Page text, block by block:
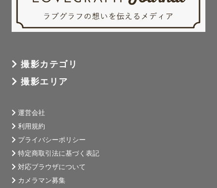
撮影カテゴリ
撮影エリア
運営会社
利用規約
プライバシーポリシー
特定商取引法に基づく表記
対応ブラウザについて
カメラマン募集